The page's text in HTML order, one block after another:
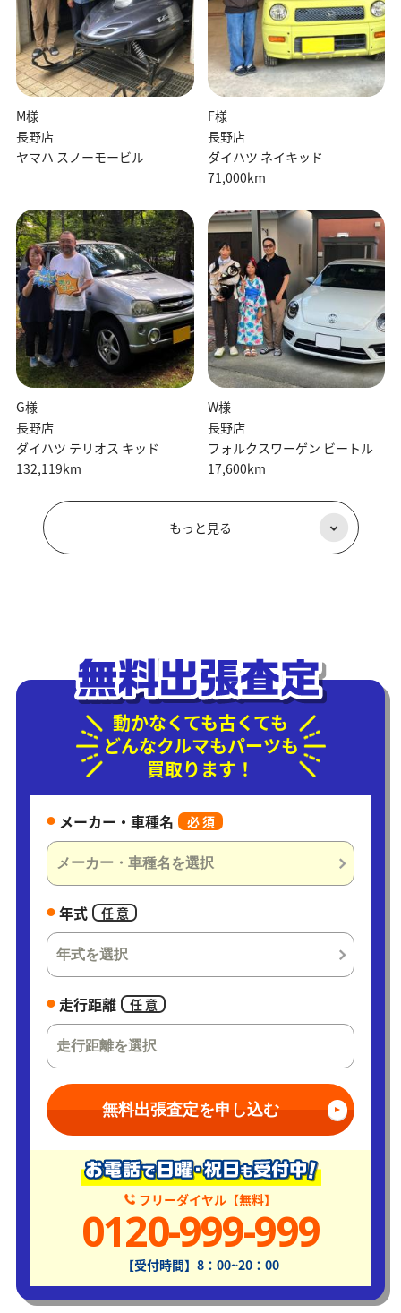
M様
長野店
ヤマハ スノーモービル
F様
長野店
ダイハツ ネイキッド
71,000km
G様
長野店
ダイハツ テリオス キッド
132,119km
W様
長野店
フォルクスワーゲン ビートル
17,600km
もっと見る
動かなくても古くても
どんなクルマもパーツも
買取ります！
メーカー・車種名 必 須
年式 任 意
走行距離 任 意
無料出張査定を申し込む
フリーダイヤル【無料】
0120-999-999
【受付時間】8：00~20：00